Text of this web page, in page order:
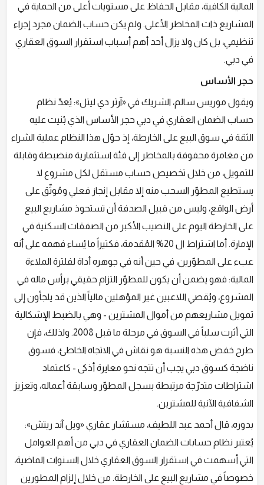
المالية الكافية، مقابل الحفاظ على مستويات أعلى من الحماية في
المشاريع ذات المخاطر الأعلى. ولم يكن حساب الضمان مجرد إجراء
تنظيمي، بل كان ولا يزال أحد أهم أسباب استقرار السوق العقاري
في دبي.
حجر الأساس
ويقول موريس سالم، الشريك في «آرثر دي ليتل»: يُعدّ نظام
حساب الضمان العقاري في دبي حجر الأساس الذي بُنيت عليه
الثقة في سوق البيع على الخارطة، إذ حوّل هذا النظام عملية الشراء
من مغامرة محفوفة بالمخاطر إلى فئة استثمارية منضبطة وقابلة
للتمويل، من خلال تخصيص حساب مستقل لكل مشروع لا
يستطيع المطوّر السحب منه إلا مقابل إنجاز فعلي ومُوثّق على
أرض الواقع، وليس من قبيل الصدفة أن تستحوذ مشاريع البيع
على الخارطة اليوم على النصيب الأكبر من الصفقات السكنية في
الإمارة. أما اشتراط ال 20% المُقدمة، فكثيراً ما يُساء فهمه على أنه
عبء على المطوّرين، في حين أنه في جوهره أداة لفلترة الملاءة
المالية: فهو يضمن أن يكون للمطوّر التزام حقيقي برأس ماله في
المشروع، ويُقصي اللاعبين غير المؤهلين مالياً الذين قد يلجأون إلى
تمويل مشاريعهم من أموال المشترين - وهي بالضبط الإشكالية
التي أثرت سلباً في السوق في مرحلة ما قبل 2008. ولذلك، فإن
طرح خفض هذه النسبة هو نقاش في الاتجاه الخاطئ، فسوق
ناضجة كسوق دبي يجب أن تتجه نحو معايرة أذكى - كاعتماد
اشتراطات متدرّجة مرتبطة بسجل المطوّر وسابقة أعماله، وتعزيز
الشفافية الآنية للمشترين.
بدوره، قال أحمد عبد اللطيف، مستشار عقاري «ويل آند ريتش»:
يُعتبر نظام حسابات الضمان العقاري في دبي من أهم العوامل
التي أسهمت في استقرار السوق العقاري خلال السنوات الماضية،
خصوصاً في مشاريع البيع على الخارطة. من خلال إلزام المطورين